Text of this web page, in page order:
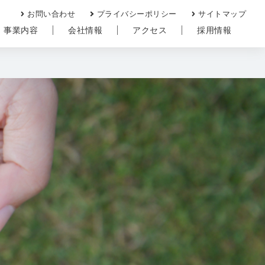
お問い合わせ プライバシーポリシー サイトマップ
事業内容 会社情報 アクセス 採用情報